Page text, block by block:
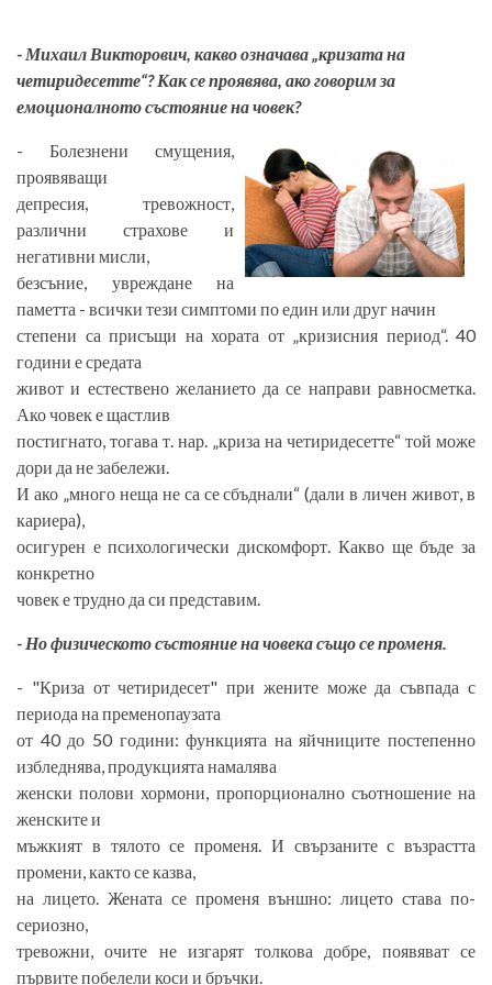
- Михаил Викторович, какво означава „кризата на
четиридесетте“? Как се проявява, ако говорим за
емоционалното състояние на човек?
- Болезнени смущения,
проявяващи
депресия, тревожност,
различни страхове и
негативни мисли,
безсъние, увреждане на
паметта - всички тези симптоми по един или друг начин
степени са присъщи на хората от „кризисния период“. 40
години е средата
живот и естествено желанието да се направи равносметка.
Ако човек е щастлив
постигнато, тогава т. нар. „криза на четиридесетте“ той може
дори да не забележи.
И ако „много неща не са се сбъднали“ (дали в личен живот, в
кариера),
осигурен е психологически дискомфорт. Какво ще бъде за
конкретно
човек е трудно да си представим.
- Но физическото състояние на човека също се променя.
- "Криза от четиридесет" при жените може да съвпада с
периода на пременопаузата
от 40 до 50 години: функцията на яйчниците постепенно
избледнява, продукцията намалява
женски полови хормони, пропорционално съотношение на
женските и
мъжкият в тялото се променя. И свързаните с възрастта
промени, както се казва,
на лицето. Жената се променя външно: лицето става по-
сериозно,
тревожни, очите не изгарят толкова добре, появяват се
първите побелели коси и бръчки.